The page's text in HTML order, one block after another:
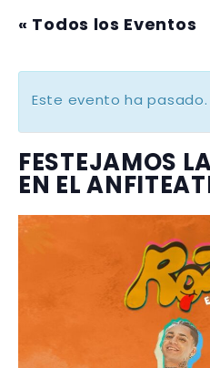
« Todos los Eventos
Este evento ha pasado.
FESTEJAMOS
EN EL